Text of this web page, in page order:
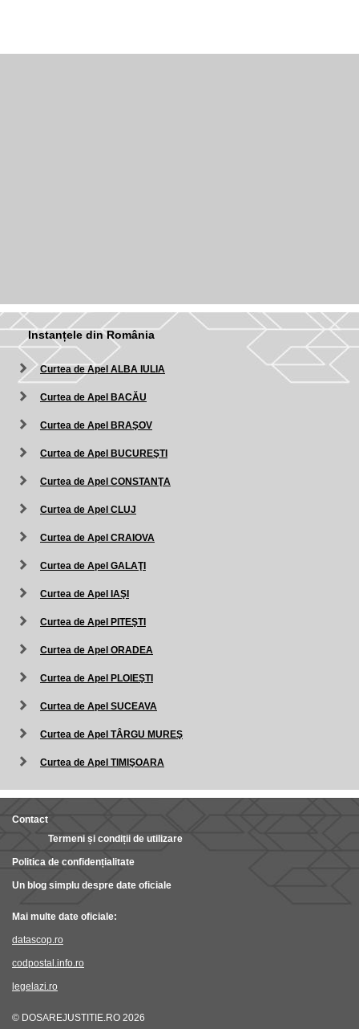
Instanțele din România
Curtea de Apel ALBA IULIA
Curtea de Apel BACĂU
Curtea de Apel BRAŞOV
Curtea de Apel BUCUREŞTI
Curtea de Apel CONSTANŢA
Curtea de Apel CLUJ
Curtea de Apel CRAIOVA
Curtea de Apel GALAŢI
Curtea de Apel IAŞI
Curtea de Apel PITEŞTI
Curtea de Apel ORADEA
Curtea de Apel PLOIEŞTI
Curtea de Apel SUCEAVA
Curtea de Apel TÂRGU MUREŞ
Curtea de Apel TIMIŞOARA
Contact
Termeni și condiții de utilizare
Politica de confidențialitate
Un blog simplu despre date oficiale
Mai multe date oficiale:
datascop.ro
codpostal.info.ro
legelazi.ro
© DOSAREJUSTITIE.RO 2026